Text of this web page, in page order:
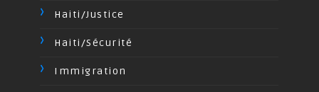
Haiti/Justice
Haiti/Sécurité
Immigration